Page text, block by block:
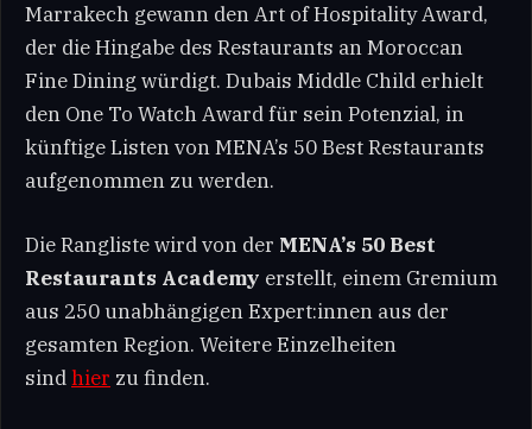
Marrakech gewann den Art of Hospitality Award,
der die Hingabe des Restaurants an Moroccan
Fine Dining würdigt. Dubais Middle Child erhielt
den One To Watch Award für sein Potenzial, in
künftige Listen von MENA’s 50 Best Restaurants
aufgenommen zu werden.
Die Rangliste wird von der MENA’s 50 Best
Restaurants Academy erstellt, einem Gremium
aus 250 unabhängigen Expert:innen aus der
gesamten Region. Weitere Einzelheiten
sindhier zu finden.